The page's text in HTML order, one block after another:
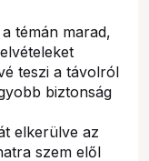
témán marad,
teszi a távolról
biztonság
elkerülve az
szem elől